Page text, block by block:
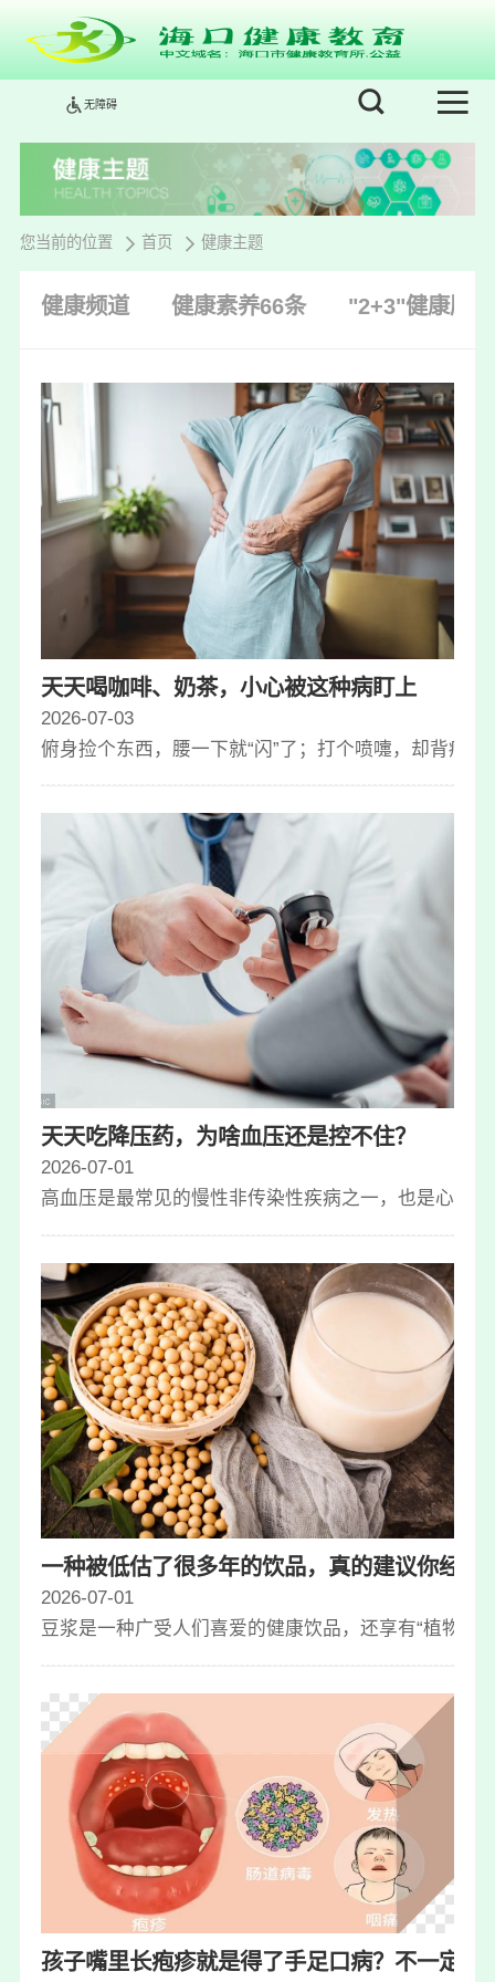
无障碍
您当前的位置 首页 健康主题
健康频道 健康素养66条 "2+3"健康服务
天天喝咖啡、奶茶，小心被这种病盯上
2026-07-03
俯身捡个东西，腰一下就“闪”了；打个喷嚏，却背痛
天天吃降压药，为啥血压还是控不住？
2026-07-01
高血压是最常见的慢性非传染性疾病之一，也是心脑
一种被低估了很多年的饮品，真的建议你经常
2026-07-01
豆浆是一种广受人们喜爱的健康饮品，还享有“植物
孩子嘴里长疱疹就是得了手足口病？不一定